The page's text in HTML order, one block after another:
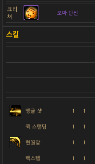
크리
쳐
꼬마 단진
앵글 샷 1 1
퀵 스탠딩 1 1
현월참 1 1
백스텝 1 1